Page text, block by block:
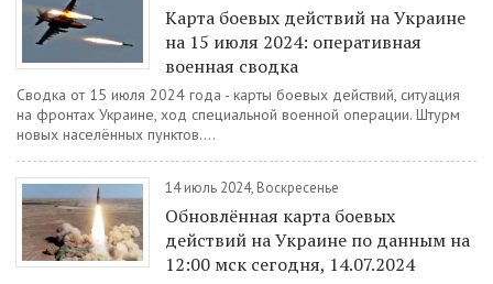
Карта боевых действий на Украине
на 15 июля 2024: оперативная
военная сводка
Сводка от 15 июля 2024 года - карты боевых действий, ситуация
на фронтах Украине, ход специальной военной операции. Штурм
новых населённых пунктов....
14 июль 2024, Воскресенье
Обновлённая карта боевых
действий на Украине по данным на
12:00 мск сегодня, 14.07.2024